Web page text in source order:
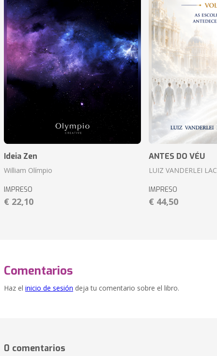
Ideia Zen
William Olímpio
IMPRESO
€ 22,10
ANTES DO VÉU
LUIZ VANDERLEI
IMPRESO
€ 44,50
Comentarios
Haz el inicio de sesión deja tu comentario sobre el libro.
0 comentarios